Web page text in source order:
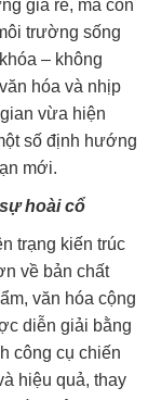
giá rẻ, mà còn
trường sống
– không
hóa và nhịp
vừa hiện
số định hướng
mới.
hoài cổ
trạng kiến trúc
về bản chất
văn hóa cộng
diễn giải bằng
công cụ chiến
hiệu quả, thay